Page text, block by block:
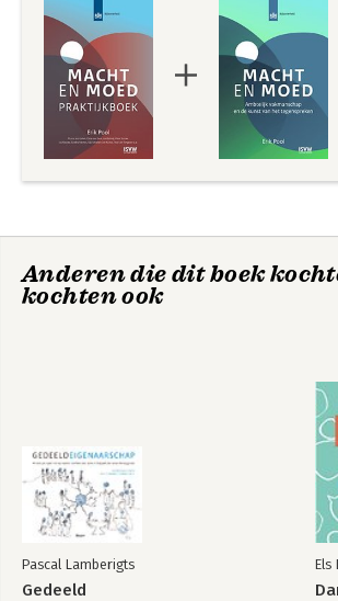
Anderen die dit boek
kochten ook
Pascal Lamberigts
Gedeeld
Els